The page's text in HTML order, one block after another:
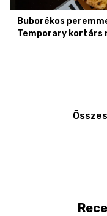
Buborékos
Temporary kortárs